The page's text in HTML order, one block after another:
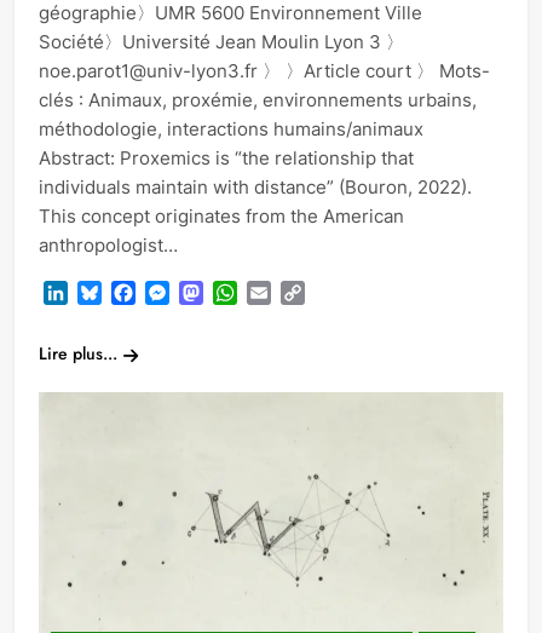
géographie〉UMR 5600 Environnement Ville
Société〉Université Jean Moulin Lyon 3 〉
noe.parot1@univ-lyon3.fr 〉 〉Article court 〉 Mots-
clés : Animaux, proxémie, environnements urbains,
méthodologie, interactions humains/animaux
Abstract: Proxemics is “the relationship that
individuals maintain with distance” (Bouron, 2022).
This concept originates from the American
anthropologist…
LinkedInBlueskyFacebook
Messenger
Mastodon
WhatsApp
Email
Lire plus...